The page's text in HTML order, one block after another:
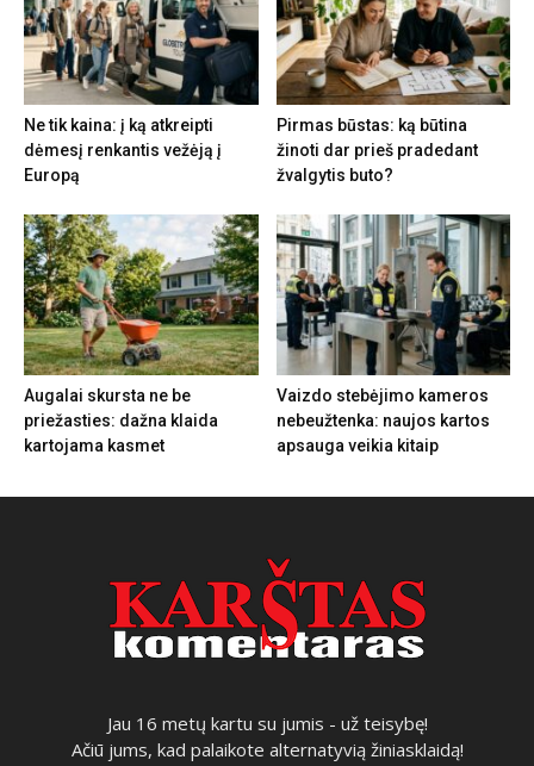
Ne tik kaina: į ką atkreipti
dėmesį renkantis vežėją į
Europą
Pirmas būstas: ką būtina
žinoti dar prieš pradedant
žvalgytis buto?
Augalai skursta ne be
priežasties: dažna klaida
kartojama kasmet
Vaizdo stebėjimo kameros
nebeužtenka: naujos kartos
apsauga veikia kitaip
Jau 16 metų kartu su jumis - už teisybę!
Ačiū jums, kad palaikote alternatyvią žiniasklaidą!